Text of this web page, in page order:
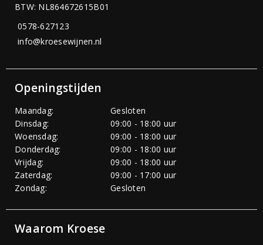
BTW: NL864672615B01
0578-627123
info@kroesewijnen.nl
Openingstijden
Maandag:
Gesloten
Dinsdag:
09:00 - 18:00 uur
Woensdag:
09:00 - 18:00 uur
Donderdag:
09:00 - 18:00 uur
Vrijdag:
09:00 - 18:00 uur
Zaterdag:
09:00 - 17:00 uur
Zondag:
Gesloten
Waarom Kroese